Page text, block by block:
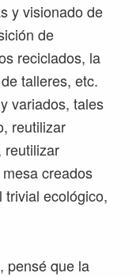
y visionado de
de
reciclados, la
talleres, etc.
variados, tales
reutilizar
reutilizar
creados
ecológico,
pensé que la